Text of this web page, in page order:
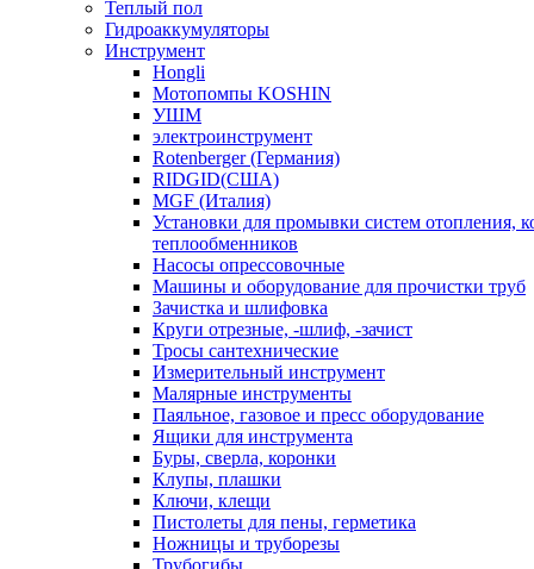
Теплый пол
Гидроаккумуляторы
Инструмент
Hongli
Мотопомпы KOSHIN
УШМ
электроинструмент
Rotenberger (Германия)
RIDGID(США)
MGF (Италия)
Установки для промывки систем отопления,
теплообменников
Насосы опрессовочные
Машины и оборудование для прочистки труб
Зачистка и шлифовка
Круги отрезные, -шлиф, -зачист
Тросы сантехнические
Измерительный инструмент
Малярные инструменты
Паяльное, газовое и пресс оборудование
Ящики для инструмента
Буры, сверла, коронки
Клупы, плашки
Ключи, клещи
Пистолеты для пены, герметика
Ножницы и труборезы
Трубогибы